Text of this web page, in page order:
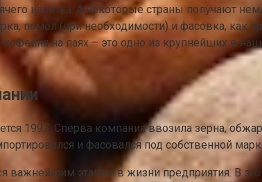
напитка. А некоторые страны получают
помол (при необходимости) и фасовка, как
на паях – это одно из крупнейших в
1997. Сперва компания ввозила зёрна,
и фасовался под собственной
важнейшим этапом в жизни предприятия. В